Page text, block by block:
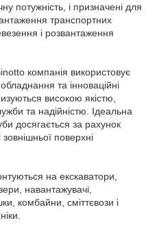
потужність, і призначені для
транспортних
і розвантаження
компанія використовує
та інноваційні
високою якістю,
та надійністю. Ідеальна
досягається за рахунок
поверхні
на екскаватори,
навантажувачі,
комбайни, сміттєвози і